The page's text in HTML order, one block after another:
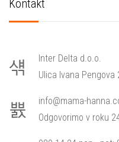
Kontakt
Inter Delta d.o.o.
Ulica Ivana Pengova
info@mama-
Odgovorimo v roku